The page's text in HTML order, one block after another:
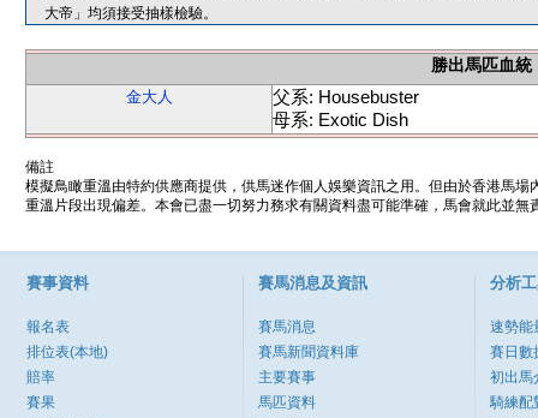
大帝」均須接受抽樣檢驗。
勝出馬匹血統
金大人
父系: Housebuster
母系: Exotic Dish
備註
模擬鳥瞰重溫由特約供應商提供，供馬迷作個人娛樂資訊之用。但由於香港馬
重溫片段出現偏差。本會已盡一切努力務求有關資料盡可能準確，馬會就此並
賽事資料
報名表
排位表(本地)
賠率
賽果
賽馬消息及資訊
賽馬消息
賽馬新聞資料庫
主要賽事
馬匹資料
分析
速勢能
賽日數
初出馬
騎練配